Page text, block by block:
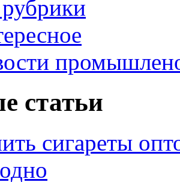
статьи
сигареты